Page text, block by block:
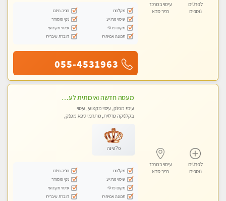
לפרטים
נוספים
עיסוי במרכז
כפר סבא
מקלחת
חניה חינם
עיסוי מרגיע
נקי ומסודר
מקום פרטי
עיסוי מקצועי
תמונה אמיתית
דוברת עיברית
055-4531963
לפרטים
נוספים
עיסוי במרכז
כפר סבא
מעסה חדשה ואיכותית לעיסוי מרגיע ומפנק VIP-מומלץ לחלוטין! פרטי! -ללא מין !!
עיסוי מפנק, עיסוי מקצועי, עיסוי
בקלניקה פרטית, מתחמי ספא מפנק,
פלטינה
מקלחת
חניה חינם
עיסוי מרגיע
נקי ומסודר
מקום פרטי
עיסוי מקצועי
תמונה אמיתית
דוברת עיברית